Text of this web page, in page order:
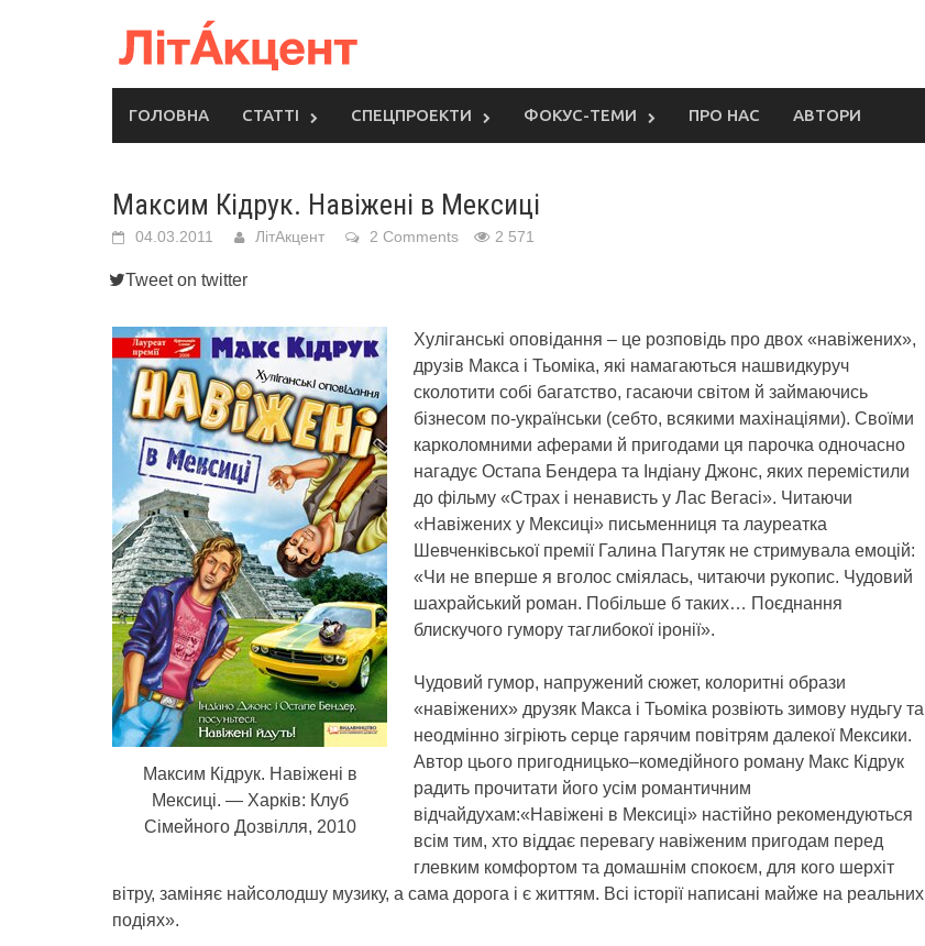
ГОЛОВНА СТАТТІ СПЕЦПРОЕКТИ ФОКУС-ТЕМИ ПРО НАС АВТОРИ
Максим Кідрук. Навіжені в Мексиці
04.03.2011 ЛітАкцент 2 Comments 2 571
Tweet on twitter
Максим Кідрук. Навіжені в
Мексиці. — Харків: Клуб
Сімейного Дозвілля, 2010
Хуліганські оповідання – це розповідь про двох «навіжених»,
друзів Макса і Тьоміка, які намагаються нашвидкуруч
сколотити собі багатство, гасаючи світом й займаючись
бізнесом по-українськи (себто, всякими махінаціями). Своїми
карколомними аферами й пригодами ця парочка одночасно
нагадує Остапа Бендера та Індіану Джонс, яких перемістили
до фільму «Страх і ненависть у Лас Вегасі». Читаючи
«Навіжених у Мексиці» письменниця та лауреатка
Шевченківської премії Галина Пагутяк не стримувала емоцій:
«Чи не вперше я вголос сміялась, читаючи рукопис. Чудовий
шахрайський роман. Побільше б таких… Поєднання
блискучого гумору таглибокої іронії».
Чудовий гумор, напружений сюжет, колоритні образи
«навіжених» друзяк Макса і Тьоміка розвіють зимову нудьгу та
неодмінно зігріють серце гарячим повітрям далекої Мексики.
Автор цього пригодницько–комедійного роману Макс Кідрук
радить прочитати його усім романтичним
відчайдухам:«Навіжені в Мексиці» настійно рекомендуються
всім тим, хто віддає перевагу навіженим пригодам перед
глевким комфортом та домашнім спокоєм, для кого шерхіт
вітру, заміняє найсолодшу музику, а сама дорога і є життям. Всі історії написані майже на реальних
подіях».